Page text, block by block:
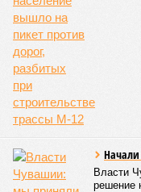
Начали
Власти
решение